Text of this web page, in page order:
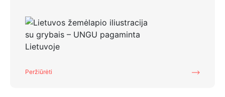
Peržiūrėti